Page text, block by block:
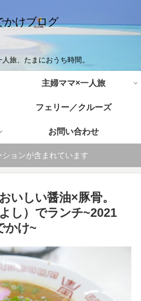
かけブログ
旅、たまにおうち時間。
主婦ママ×一人旅
フェリー／クルーズ
お問い合わせ
ョンが含まれています
いしい醤油×豚骨。
し）でランチ~2021
かけ~